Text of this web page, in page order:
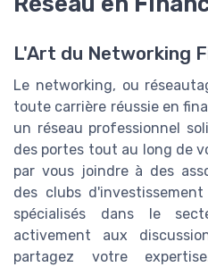
L'Art du Networking
Le networking, ou
toute carrière réussie en
un réseau professionnel
des portes tout au long de
par vous joindre à des
des clubs
spécialisés dans le
activement aux
partagez votre